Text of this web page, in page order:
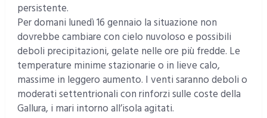
persistente.
Per domani lunedì 16 gennaio la situazione non
dovrebbe cambiare con cielo nuvoloso e possibili
deboli precipitazioni, gelate nelle ore più fredde. Le
temperature minime stazionarie o in lieve calo,
massime in leggero aumento. I venti saranno deboli o
moderati settentrionali con rinforzi sulle coste della
Gallura, i mari intorno all’isola agitati.